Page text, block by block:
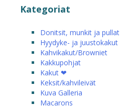
Kategoriat
Donitsit, munkit ja pullat
Hyydyke- ja juustokakut
Kahvikakut/Browniet
Kakkupohjat
Kakut ❤
Keksit/kahvileivät
Kuva Galleria
Macarons